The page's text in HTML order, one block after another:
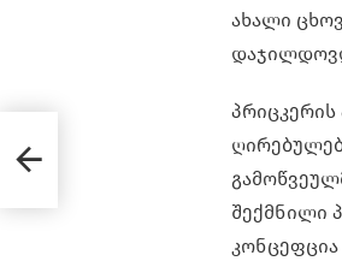
ახალი
პრიცკერის
შექმნილი